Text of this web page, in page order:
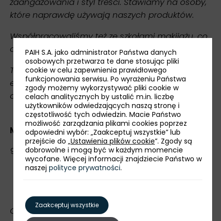
które naprawdę używają naszych produktów.
Współpracowaliśmy też ze szkołami makijażu, co
dało bardzo dobre rezultaty.
Testujemy różne formy współpracy i mierzymy
efekty. Ostatecznie sukces opiera się na
autentycznych relacjach i lojalnej bazie klientów.
Moment przełomowy
W którym momencie poczułaś, że biznes
naprawdę nabrał tempa? Ile czasu minęło
Od podpisania umowy do stabilnego wzrostu
PAIH S.A. jako administrator Państwa danych
osobowych przetwarza te dane stosując pliki
cookie w celu zapewnienia prawidłowego
funkcjonowania serwisu. Po wyrażeniu Państwa
zgody możemy wykorzystywać pliki cookie w
celach analitycznych by ustalić m.in. liczbę
użytkowników odwiedzających naszą stronę i
częstotliwość tych odwiedzin. Macie Państwo
możliwość zarządzania plikami cookies poprzez
odpowiedni wybór: „Zaakceptuj wszystkie” lub
przejście do „Ustawienia plików cookie”. Zgody są
dobrowolne i mogą być w każdym momencie
wycofane. Więcej informacji znajdziecie Państwo w
naszej polityce prywatności.
Zaakceptuj wszystkie